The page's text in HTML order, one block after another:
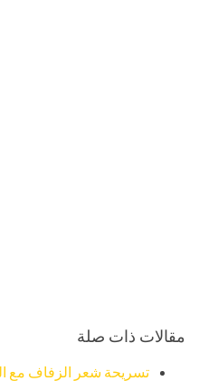
مقالات ذات صلة
تسريحة شعر الزفاف مع